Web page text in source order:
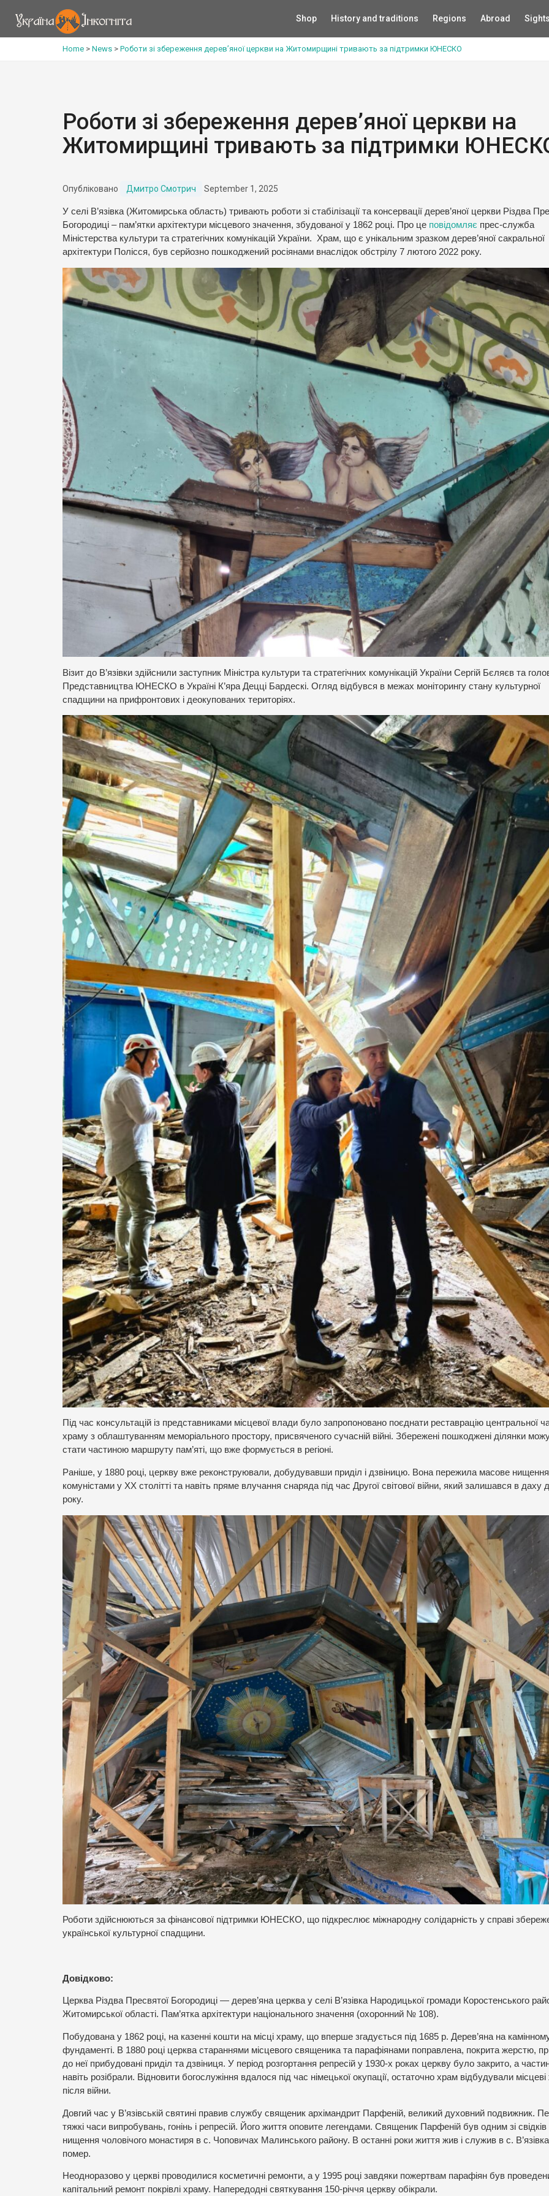
Shop History and traditions Regions Abroad
Home > News > Роботи зі збереження дерев’яної церкви на Житомирщині тривають за підтримки ЮНЕСКО
Роботи зі збереження дерев’яної церкви на
Житомирщині тривають за підтримки
Опубліковано Дмитро Смотрич September 1, 2025
У селі В’язівка (Житомирська область) тривають роботи зі стабілізації та консервації дерев’яної церкви Різдва
Богородиці – пам’ятки архітектури місцевого значення, збудованої у 1862 році. Про це повідомляє прес-служба
Міністерства культури та стратегічних комунікацій України. Храм, що є унікальним зразком дерев’яної сакральної
архітектури Полісся, був серйозно пошкоджений росіянами внаслідок обстрілу 7 лютого 2022 року.
Візит до В’язівки здійснили заступник Міністра культури та стратегічних комунікацій України Сергій Бєляєв та
Представництва ЮНЕСКО в Україні К’яра Децці Бардескі. Огляд відбувся в межах моніторингу стану культурної
спадщини на прифронтових і деокупованих територіях.
Під час консультацій із представниками місцевої влади було запропоновано поєднати реставрацію центральної
храму з облаштуванням меморіального простору, присвяченого сучасній війні. Збережені пошкоджені ділянки
стати частиною маршруту пам’яті, що вже формується в регіоні.
Раніше, у 1880 році, церкву вже реконструювали, добудувавши приділ і дзвіницю. Вона пережила масове
комуністами у ХХ столітті та навіть пряме влучання снаряда під час Другої світової війни, який залишався в даху
року.
Роботи здійснюються за фінансової підтримки ЮНЕСКО, що підкреслює міжнародну солідарність у справі
української культурної спадщини.
Довідково:
Церква Різдва Пресвятої Богородиці — дерев’яна церква у селі В’язівка Народицької громади Коростенського
Житомирської області. Пам’ятка архітектури національного значення (охоронний № 108).
Побудована у 1862 році, на казенні кошти на місці храму, що вперше згадується під 1685 р. Дерев’яна на
фундаменті. В 1880 році церква стараннями місцевого священика та парафіянами поправлена, покрита жерстю,
до неї прибудовані приділ та дзвіниця. У період розгортання репресій у 1930-х роках церкву було закрито, а
навіть розібрали. Відновити богослужіння вдалося під час німецької окупації, остаточно храм відбудували місцеві
після війни.
Довгий час у В’язівській святині правив службу священик архімандрит Парфеній, великий духовний подвижник.
тяжкі часи випробувань, гонінь і репресій. Його життя оповите легендами. Священик Парфеній був одним зі свідків
нищення чоловічого монастиря в с. Чоповичах Малинського району. В останні роки життя жив і служив в с.
помер.
Неодноразово у церкві проводилися косметичні ремонти, а у 1995 році завдяки пожертвам парафіян був
капітальний ремонт покрівлі храму. Напередодні святкування 150-річчя церкву обікрали.